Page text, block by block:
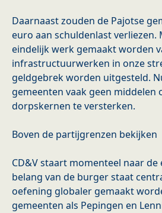
Daarnaast zouden de Pajotse
euro aan schuldenlast verliezen.
eindelijk werk gemaakt worden
infrastructuurwerken in onze
geldgebrek worden uitgesteld.
gemeenten vaak geen middelen
dorpskernen te versterken.
Boven de partijgrenzen bekijken
CD&V staart momenteel naar de
belang van de burger staat
oefening globaler gemaakt
gemeenten als Pepingen en